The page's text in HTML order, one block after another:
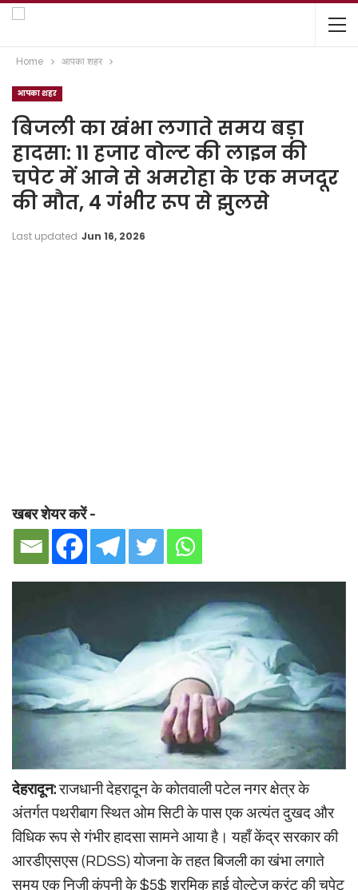
Home आपका शहर
आपका शहर
बिजली का खंभा लगाते समय बड़ा
हादसा: 11 हजार वोल्ट की लाइन की
चपेट में आने से अमरोहा के एक मजदूर
की मौत, 4 गंभीर रूप से झुलसे
Last updated Jun 16, 2026
खबर शेयर करें -
देहरादून:राजधानी देहरादून के कोतवाली पटेल नगर क्षेत्र के
अंतर्गत पथरीबाग स्थित ओम सिटी के पास एक अत्यंत दुखद और
विधिक रूप से गंभीर हादसा सामने आया है। यहाँ केंद्र सरकार की
आरडीएसएस (RDSS) योजना के तहत बिजली का खंभा लगाते
समय एक निजी कंपनी के$5$ श्रमिक हाई वोल्टेज करंट की चपेट